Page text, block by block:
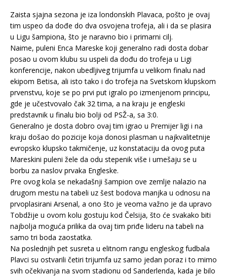
Zaista sjajna sezona je iza londonskih Plavaca, pošto je ovaj
tim uspeo da dođe do dva osvojena trofeja, ali i da se plasira
u Ligu šampiona, što je naravno bio i primarni cilj.
Naime, puleni Enca Mareske koji generalno radi dosta dobar
posao u ovom klubu su uspeli da dođu do trofeja u Ligi
konferencije, nakon ubedljiveg trijumfa u velikom finalu nad
ekipom Betisa, ali isto tako i do trofeja na Svetskom klupskom
prvenstvu, koje se po prvi put igralo po izmenjenom principu,
gde je učestvovalo čak 32 tima, a na kraju je engleski
predstavnik u finalu bio bolji od PSŽ-a, sa 3:0.
Generalno je dosta dobro ovaj tim igrao u Premijer ligi i na
kraju došao do pozicije koja donosi plasman u najkvalitetnije
evropsko klupsko takmičenje, uz konstataciju da ovog puta
Mareskini puleni žele da odu stepenik više i umešaju se u
borbu za naslov prvaka Engleske.
Pre ovog kola se nekadašnji šampion ove zemlje nalazio na
drugom mestu na tabeli uz šest bodova manjka u odnosu na
prvoplasirani Arsenal, a ono što je veoma važno je da upravo
Tobdžije u ovom kolu gostuju kod Čelsija, što će svakako biti
najbolja moguća prilika da ovaj tim priđe lideru na tabeli na
samo tri boda zaostatka.
Na poslednjih pet susreta u elitnom rangu engleskog fudbala
Plavci su ostvarili četiri trijumfa uz samo jedan poraz i to mimo
svih očekivanja na svom stadionu od Sanderlenda, kada je bilo